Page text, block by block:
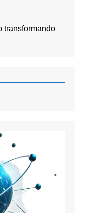
transformando